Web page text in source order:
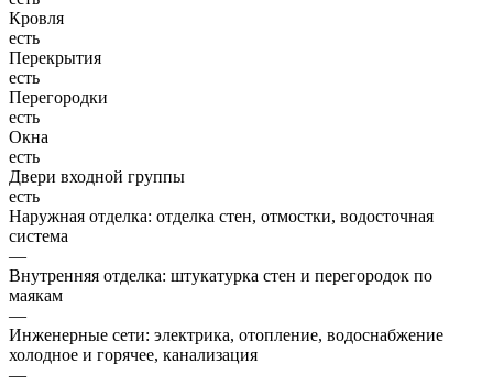
Кровля
есть
Перекрытия
есть
Перегородки
есть
Окна
есть
Двери входной группы
есть
Наружная отделка: отделка стен, отмостки, водосточная
система
—
Внутренняя отделка: штукатурка стен и перегородок по
маякам
—
Инженерные сети: электрика, отопление, водоснабжение
холодное и горячее, канализация
—